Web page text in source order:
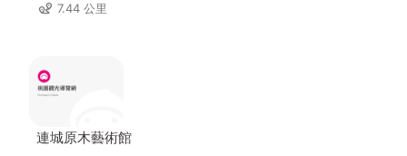
7.44 公里
連城原木藝術館